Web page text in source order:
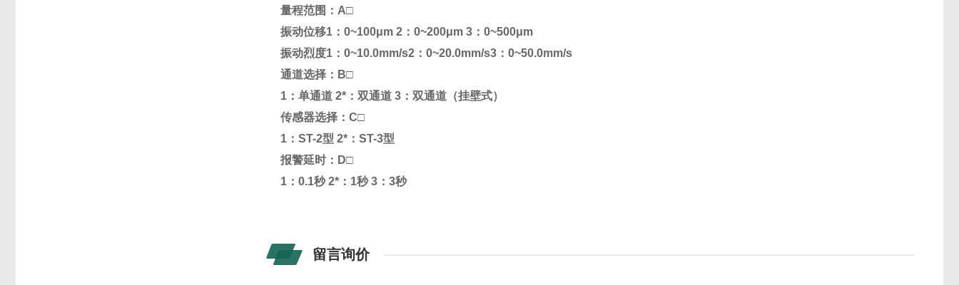
量程范围：A□
振动位移1：0~100μm 2：0~200μm 3：0~500μm
振动烈度1：0~10.0mm/s2：0~20.0mm/s3：0~50.0mm/s
通道选择：B□
1：单通道 2*：双通道 3：双通道（挂壁式）
传感器选择：C□
1：ST-2型 2*：ST-3型
报警延时：D□
1：0.1秒 2*：1秒 3：3秒
留言询价